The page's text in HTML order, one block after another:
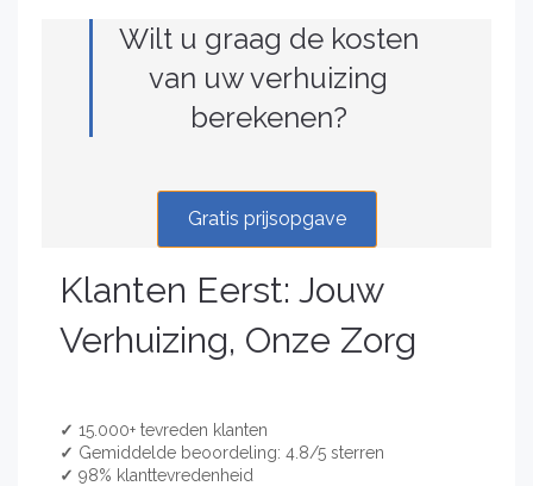
Wilt u graag de kosten
van uw verhuizing
berekenen?
Gratis prijsopgave
Klanten Eerst: Jouw
Verhuizing, Onze Zorg
✓ 15.000+ tevreden klanten
✓ Gemiddelde beoordeling: 4.8/5 sterren
✓ 98% klanttevredenheid